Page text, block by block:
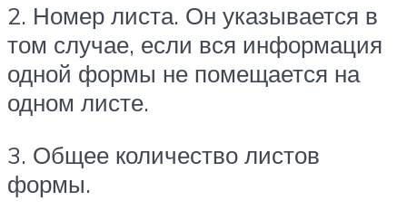
2. Номер листа. Он указывается в
том случае, если вся информация
одной формы не помещается на
одном листе.
3. Общее количество листов
формы.